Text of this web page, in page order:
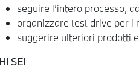
seguire l’intero processo,
organizzare test drive per i
suggerire ulteriori prodotti
SEI